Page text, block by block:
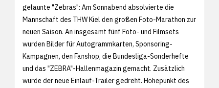
gelaunte "Zebras": Am Sonnabend absolvierte die
Mannschaft des THW Kiel den großen Foto-Marathon zur
neuen Saison. An insgesamt fünf Foto- und Filmsets
wurden Bilder für Autogrammkarten, Sponsoring-
Kampagnen, den Fanshop, die Bundesliga-Sonderhefte
und das "ZEBRA"-Hallenmagazin gemacht. Zusätzlich
wurde der neue Einlauf-Trailer gedreht. Höhepunkt des